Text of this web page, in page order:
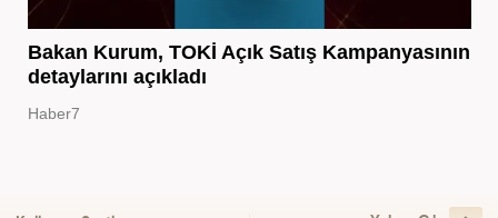
Bakan Kurum, TOKİ Açık Satış Kampanyasının
detaylarını açıkladı
Haber7